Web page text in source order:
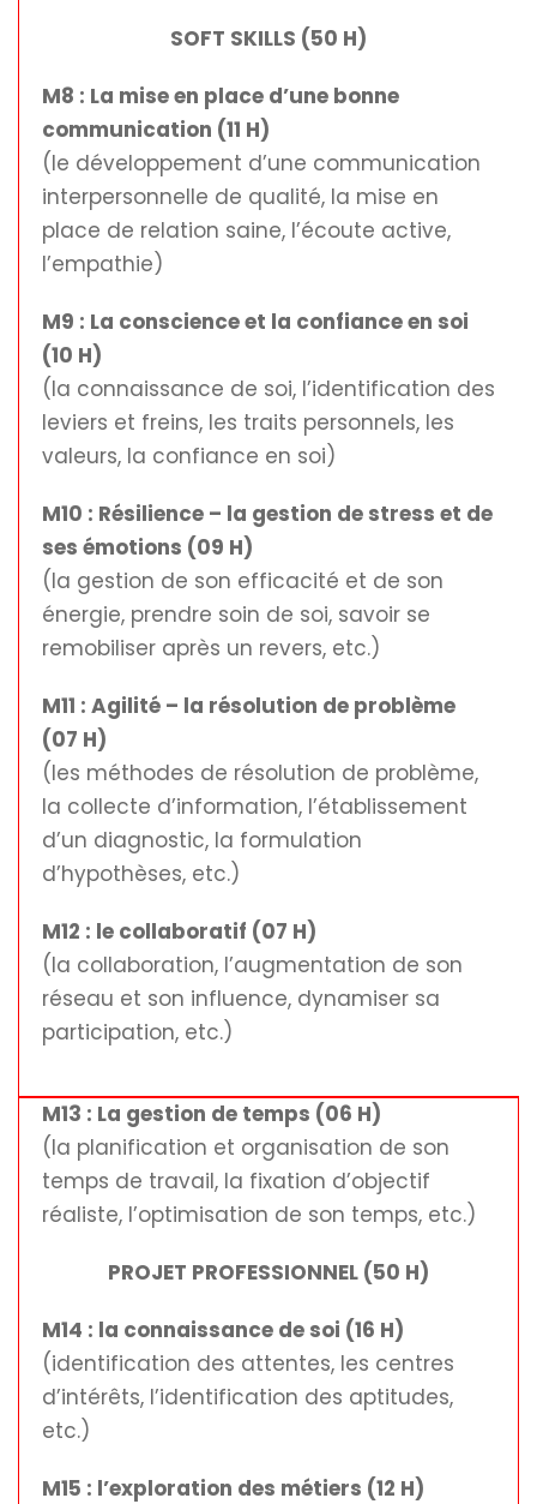
SOFT SKILLS (50 H)
M8 : La mise en place d’une bonne
communication (11 H)
(le développement d’une communication
interpersonnelle de qualité, la mise en
place de relation saine, l’écoute active,
l’empathie)
M9 : La conscience et la confiance en soi
(10 H)
(la connaissance de soi, l’identification des
leviers et freins, les traits personnels, les
valeurs, la confiance en soi)
M10 : Résilience – la gestion de stress et de
ses émotions (09 H)
(la gestion de son efficacité et de son
énergie, prendre soin de soi, savoir se
remobiliser après un revers, etc.)
M11 : Agilité – la résolution de problème
(07 H)
(les méthodes de résolution de problème,
la collecte d’information, l’établissement
d’un diagnostic, la formulation
d’hypothèses, etc.)
M12 : le collaboratif (07 H)
(la collaboration, l’augmentation de son
réseau et son influence, dynamiser sa
participation, etc.)
M13 : La gestion de temps (06 H)
(la planification et organisation de son
temps de travail, la fixation d’objectif
réaliste, l’optimisation de son temps, etc.)
PROJET PROFESSIONNEL (50 H)
M14 : la connaissance de soi (16 H)
(identification des attentes, les centres
d’intérêts, l’identification des aptitudes,
etc.)
M15 : l’exploration des métiers (12 H)